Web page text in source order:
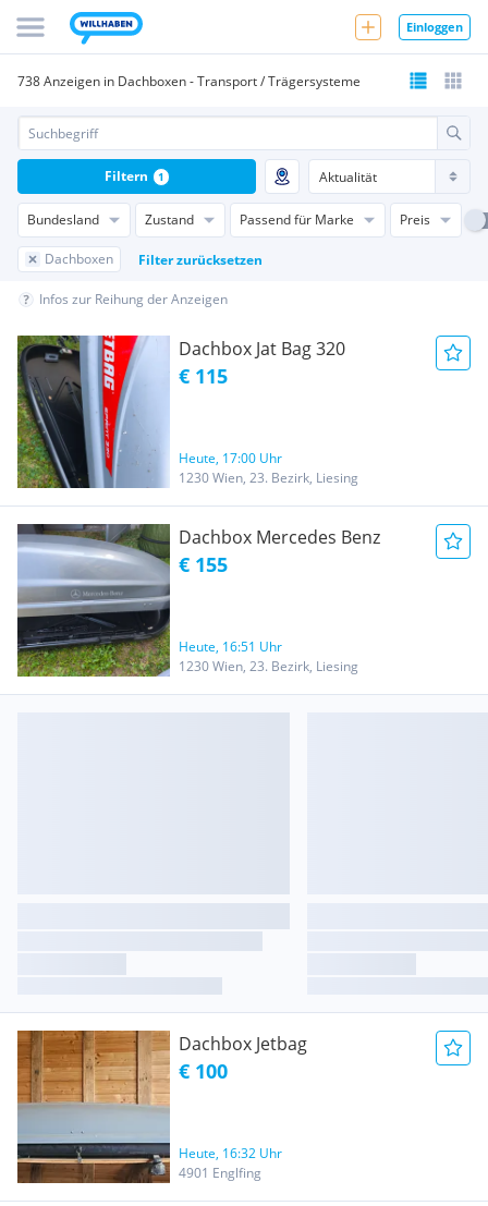
Einloggen
738 Anzeigen in Dachboxen - Transport / Trägersysteme
Bundesland Zustand Passend für Marke Preis
Dachboxen Filter zurücksetzen
Filtern 1
Infos zur Reihung der Anzeigen
Dachbox Jat Bag 320
€ 115
Heute, 17:00 Uhr
1230 Wien, 23. Bezirk, Liesing
Dachbox Mercedes Benz
€ 155
Heute, 16:51 Uhr
1230 Wien, 23. Bezirk, Liesing
Dachbox Jetbag
€ 100
Heute, 16:32 Uhr
4901 Englfing